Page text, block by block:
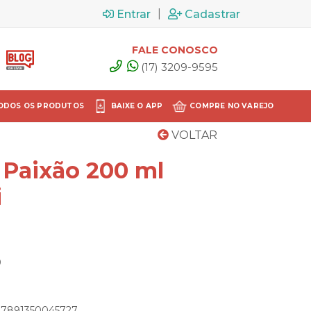
Entrar Cadastrar
FALE CONOSCO
(17) 3209-9595
OS PRODUTOS BAIXE O APP COMPRE NO VAREJO
VOLTAR
200 ml